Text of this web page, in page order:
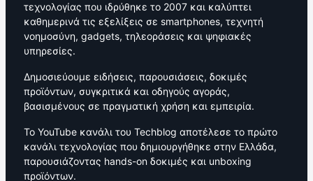
τεχνολογίας που ιδρύθηκε το 2007 και καλύπτει
καθημερινά τις εξελίξεις σε smartphones, τεχνητή
νοημοσύνη, gadgets, τηλεοράσεις και ψηφιακές
υπηρεσίες.
Δημοσιεύουμε ειδήσεις, παρουσιάσεις, δοκιμές
προϊόντων, συγκριτικά και οδηγούς αγοράς,
βασισμένους σε πραγματική χρήση και εμπειρία.
Το YouTube κανάλι του Techblog αποτέλεσε το πρώτο
κανάλι τεχνολογίας που δημιουργήθηκε στην Ελλάδα,
παρουσιάζοντας hands-on δοκιμές και unboxing
προϊόντων.